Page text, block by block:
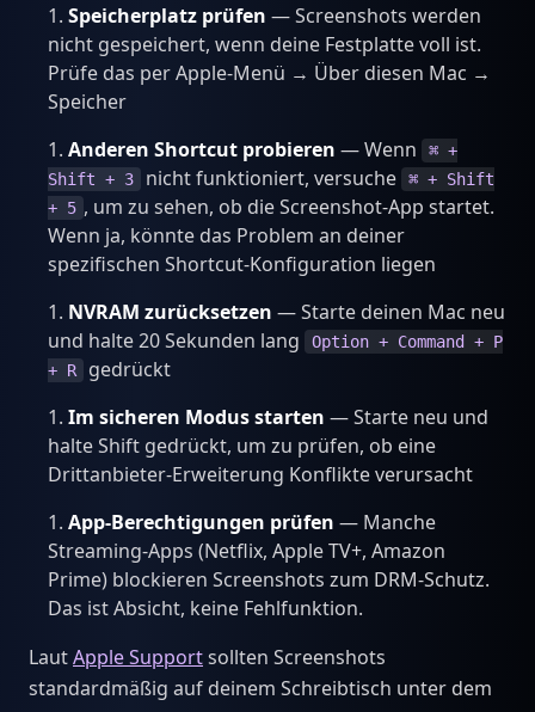
Speicherplatz prüfen — Screenshots werden
nicht gespeichert, wenn deine Festplatte voll ist.
Prüfe das per Apple-Menü → Über diesen Mac →
Speicher
Anderen Shortcut probieren — Wenn
⌘ +
Shift + 3
nicht funktioniert, versuche
⌘ + Shift
+ 5 , um zu sehen, ob die Screenshot-App startet.
Wenn ja, könnte das Problem an deiner
spezifischen Shortcut-Konfiguration liegen
NVRAM zurücksetzen — Starte deinen Mac neu
und halte 20 Sekunden lang
Option + Command + P
+ R
gedrückt
Im sicheren Modus starten — Starte neu und
halte Shift gedrückt, um zu prüfen, ob eine
Drittanbieter-Erweiterung Konflikte verursacht
App-Berechtigungen prüfen — Manche
Streaming-Apps (Netflix, Apple TV+, Amazon
Prime) blockieren Screenshots zum DRM-Schutz.
Das ist Absicht, keine Fehlfunktion.
LautApple Supportsollten Screenshots
standardmäßig auf deinem Schreibtisch unter dem